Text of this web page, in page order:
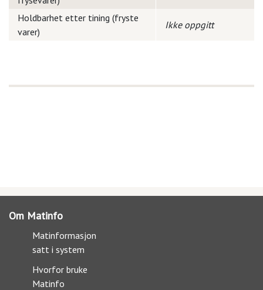
Holdbarhet etter tining (fryste
varer)
Ikke oppgitt
Om Matinfo
Matinformasjon
satt i system
Hvorfor bruke
Matinfo